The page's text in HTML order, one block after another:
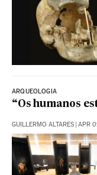
ARQUEOLOGIA
“Os humanos
GUILLERMO ALTARES | APR